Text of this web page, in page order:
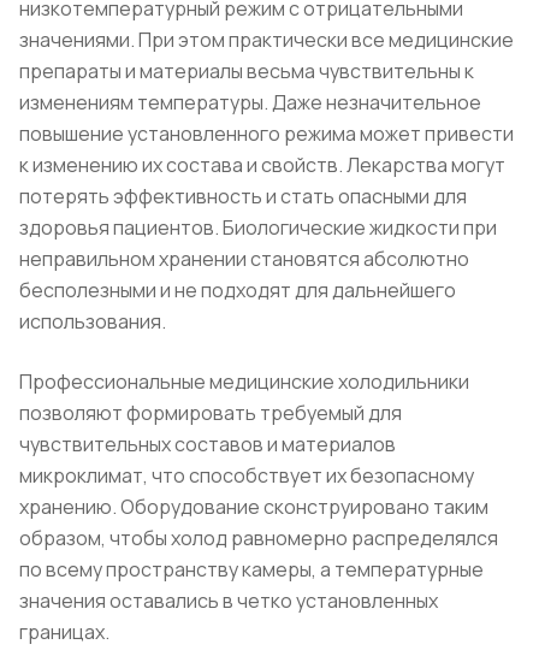
низкотемпературный режим с отрицательными
значениями. При этом практически все медицинские
препараты и материалы весьма чувствительны к
изменениям температуры. Даже незначительное
повышение установленного режима может привести
к изменению их состава и свойств. Лекарства могут
потерять эффективность и стать опасными для
здоровья пациентов. Биологические жидкости при
неправильном хранении становятся абсолютно
бесполезными и не подходят для дальнейшего
использования.
Профессиональные медицинские холодильники
позволяют формировать требуемый для
чувствительных составов и материалов
микроклимат, что способствует их безопасному
хранению. Оборудование сконструировано таким
образом, чтобы холод равномерно распределялся
по всему пространству камеры, а температурные
значения оставались в четко установленных
границах.